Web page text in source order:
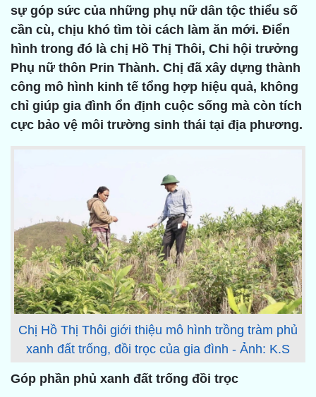
sự góp sức của những phụ nữ dân tộc thiểu số
cần cù, chịu khó tìm tòi cách làm ăn mới. Điển
hình trong đó là chị Hồ Thị Thôi, Chi hội trưởng
Phụ nữ thôn Prin Thành. Chị đã xây dựng thành
công mô hình kinh tế tổng hợp hiệu quả, không
chỉ giúp gia đình ổn định cuộc sống mà còn tích
cực bảo vệ môi trường sinh thái tại địa phương.
Chị Hồ Thị Thôi giới thiệu mô hình trồng tràm phủ
xanh đất trống, đồi trọc của gia đình - Ảnh: K.S
Góp phần phủ xanh đất trống đồi trọc